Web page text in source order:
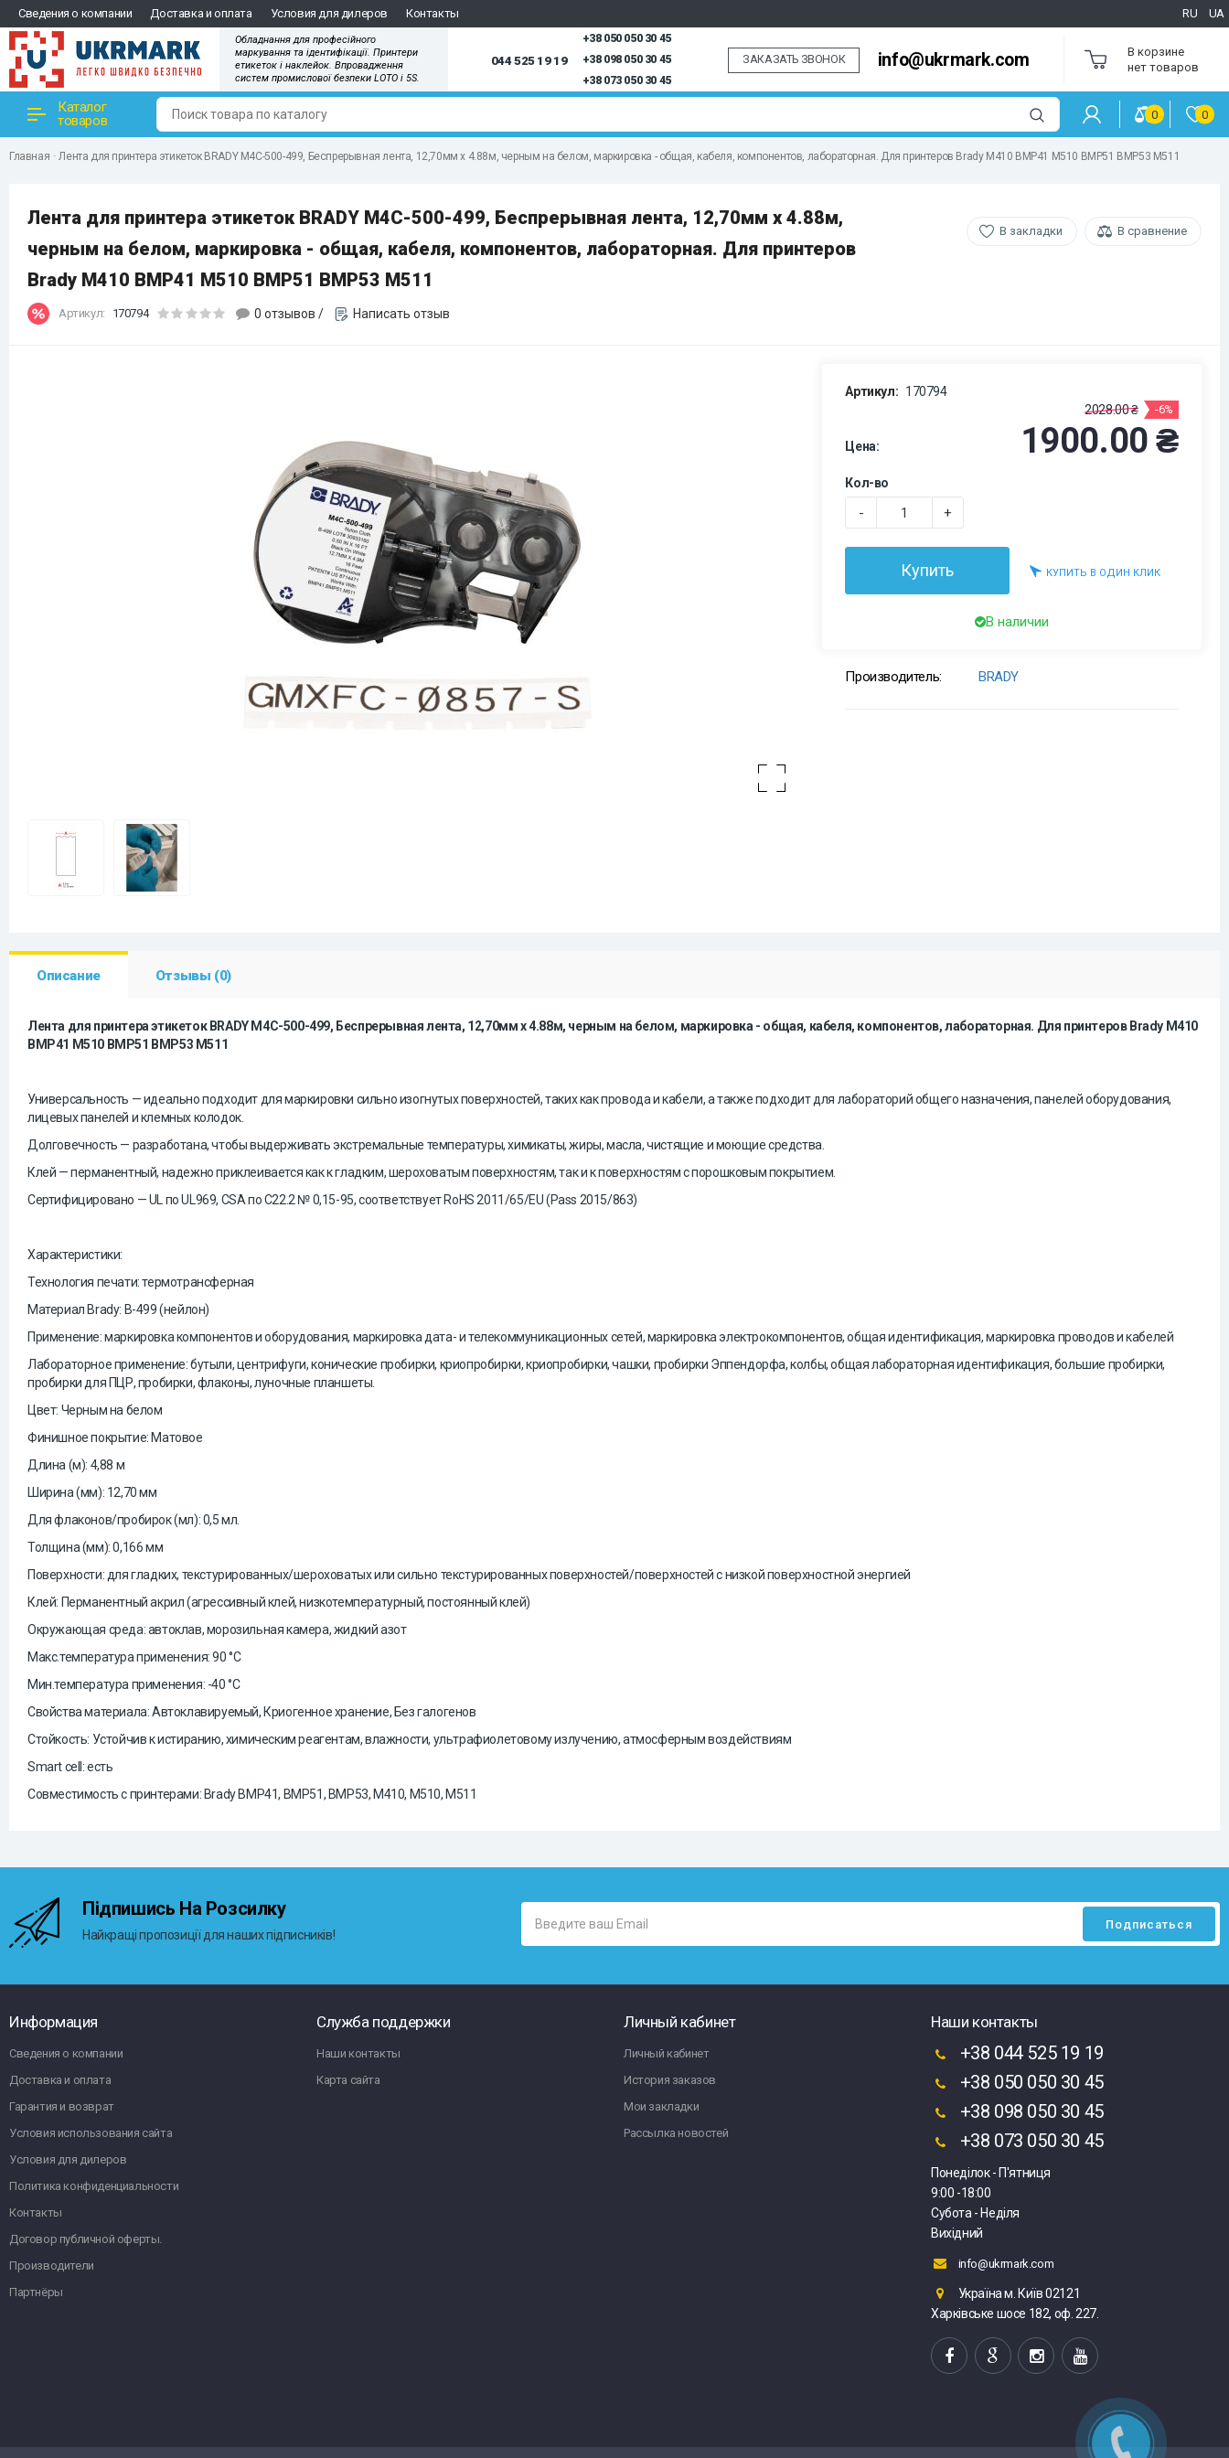
Сведения о компании Доставка и оплата Условия для дилеров Контакты RU UA
Обладнання для професійного
маркування та ідентифікації. Принтери
етикеток і наклейок. Впровадження
систем промислової безпеки LOTO і 5S.
044 525 19 19
+38 050 050 30 45
+38 098 050 30 45
+38 073 050 30 45
ЗАКАЗАТЬ ЗВОНОК info@ukrmark.com
В корзине
нет товаров
Каталог
товаров
0 0
Главная Лента для принтера этикеток BRADY M4C-500-499, Беспрерывная лента, 12,70мм х 4.88м, черным на белом, маркировка - общая, кабеля, компонентов, лабораторная. Для принтеров Brady M410 BMP41 M510 BMP51 BMP53 M511
Лента для принтера этикеток BRADY M4C-500-499, Беспрерывная лента, 12,70мм х 4.88м,
черным на белом, маркировка - общая, кабеля, компонентов, лабораторная. Для принтеров
Brady M410 BMP41 M510 BMP51 BMP53 M511
Артикул: 170794 0 отзывов / Написать отзыв
В закладки В сравнение
Артикул: 170794
Цена:
2028.00 ₴ -6%
1900.00 ₴
Кол-во
- +
Купить КУПИТЬ В ОДИН КЛИК
В наличии
Производитель: BRADY
Описание Отзывы (0)
Лента для принтера этикеток BRADY M4C-500-499, Беспрерывная лента, 12,70мм х 4.88м, черным на белом, маркировка - общая, кабеля, компонентов, лабораторная. Для принтеров Brady M410
BMP41 M510 BMP51 BMP53 M511
Универсальность — идеально подходит для маркировки сильно изогнутых поверхностей, таких как провода и кабели, а такжеподходит для лабораторий общего назначения, панелей оборудования,
лицевых панелей и клемных колодок.
Долговечность — разработана, чтобы выдерживать экстремальные температуры, химикаты, жиры, масла, чистящие и моющие средства.
Клей — перманентный, надежноприклеиваетсякакк гладким, шероховатым поверхностям, так и к поверхностям с порошковым покрытием.
Сертифицировано — UL по UL969, CSA по C22.2 № 0,15-95, соответствует RoHS 2011/65/EU (Pass 2015/863)
Характеристики:
Технология печати: термотрансферная
Материал Brady: B-499(нейлон)
Применение:маркировка компонентов и оборудования, маркировка дата-и телекоммуникационных сетей, маркировкаэлектрокомпонентов, общая идентификация, маркировка проводов и кабелей
Лабораторное применение: бутыли, центрифуги, конические пробирки, криопробирки, криопробирки, чашки, пробирки Эппендорфа, колбы, общая лабораторная идентификация, большие пробирки,
пробирки для ПЦР, пробирки, флаконы, луночные планшеты.
Цвет: Чернымна белом
Финишное покрытие: Матовое
Длина (м): 4,88 м
Ширина (мм): 12,70 мм
Для флаконов/пробирок (мл): 0,5 мл.
Толщина (мм): 0,166 мм
Поверхности: для гладких, текстурированных/шероховатых или сильно текстурированных поверхностей/поверхностей с низкой поверхностной энергией
Клей: Перманентный акрил(агрессивный клей, низкотемпературный, постоянный клей)
Окружающая среда: автоклав, морозильная камера, жидкий азот
Макс.температураприменения: 90 °С
Мин.температура применения: -40 °С
Свойства материала: Автоклавируемый, Криогенное хранение, Без галогенов
Стойкость: Устойчив к истиранию, химическим реагентам, влажности, ультрафиолетовому излучению, атмосферным воздействиям
Smart cell:есть
Совместимостьспринтерами: Brady BMP41, BMP51, BMP53, M410, M510, M511
Підпишись На Розсилку
Найкращі пропозиції для наших підписників!
Информация
Сведения о компании
Доставка и оплата
Гарантия и возврат
Условия использования сайта
Условия для дилеров
Политика конфиденциальности
Контакты
Договор публичной оферты.
Производители
Партнёры
Служба поддержки
Наши контакты
Карта сайта
Личный кабинет
Личный кабинет
История заказов
Мои закладки
Рассылка новостей
Наши контакты
+38 044 525 19 19
+38 050 050 30 45
+38 098 050 30 45
+38 073 050 30 45
Понеділок - П'ятниця
9:00 -18:00
Субота - Неділя
Вихідний
info@ukrmark.com
Україна м. Київ 02121
Харківське шосе 182, оф. 227.